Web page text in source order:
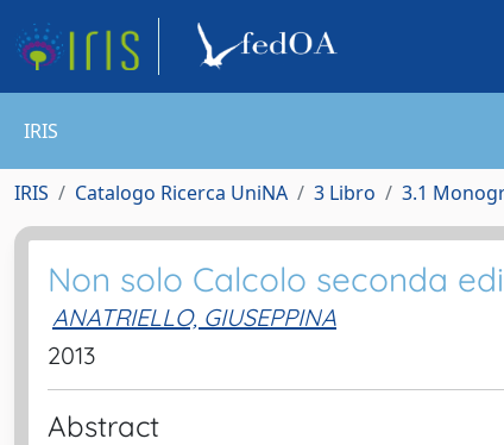
IRIS
IRIS Catalogo Ricerca UniNA 3 Libro 3.1
Non solo Calcolo seconda
ANATRIELLO, GIUSEPPINA
2013
Abstract